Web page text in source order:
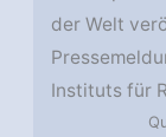
der Welt
Instituts für